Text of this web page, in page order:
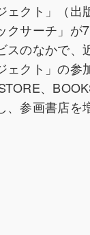
ェクト」（
クサーチ」
のなかで、
ェクト」の
、
参画書店を